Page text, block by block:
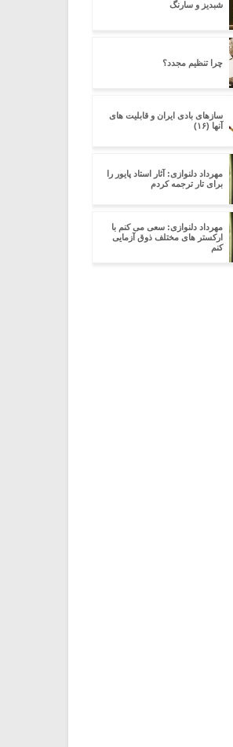
شبدیز و سارنگ
چرا تنظیم مجدد؟
سازهای بادی ایران و قابلیت های
آنها (۱۶)
مهرداد دلنوازی: آثار استاد پایور را
برای تار ترجمه کردم
مهرداد دلنوازی: سعی می کنم با
ارکستر های مختلف ذوق آزمایی
کنم